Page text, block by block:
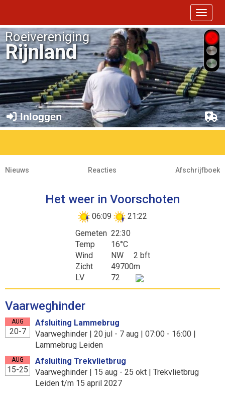
Toggle
Roeivereniging
Rijnland
Inloggen
Nieuws Reacties Afschrijfboek
Het weer in Voorschoten
06:09
21:22
Gemeten 22:30
Temp
16°C
Wind
NW
2 bft
Zicht
49700m
LV
72
Vaarweghinder
AUG
20-7
Afsluiting Lammebrug
Vaarweghinder | 20 jul - 7 aug | 07:00 - 16:00 |
Lammebrug Leiden
AUG
15-25
Afsluiting Trekvlietbrug
Vaarweghinder | 15 aug - 25 okt | Trekvlietbrug
Leiden t/m 15 april 2027